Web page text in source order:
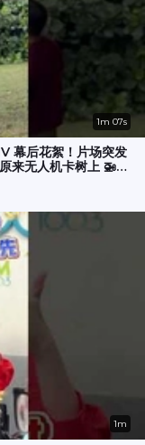
1m 07s
幕后花絮！片场突发
来无人机卡树上 🚁
🎉
1m